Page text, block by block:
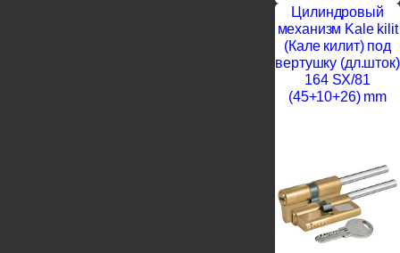
Цилиндровый
механизм Kale kilit
(Кале килит) под
вертушку (дл.шток)
164 SX/81
(45+10+26) mm